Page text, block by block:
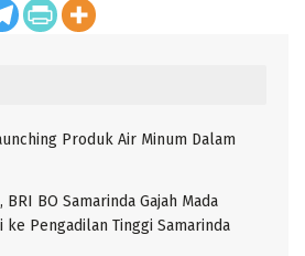
Produk Air Minum Dalam
BO Samarinda Gajah Mada
ke Pengadilan Tinggi Samarinda